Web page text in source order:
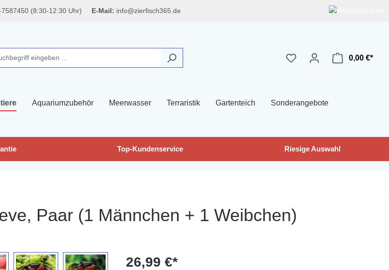
7587450 (8:30-12:30 Uhr) E-Mail: info@zierfisch365.de
0,00 €*
Aquariumzubehör Meerwasser Terraristik Gartenteich Sonderangebote
Top-Kundenservice Riesige Auswahl
Paar (1 Männchen + 1 Weibchen)
26,99 €*